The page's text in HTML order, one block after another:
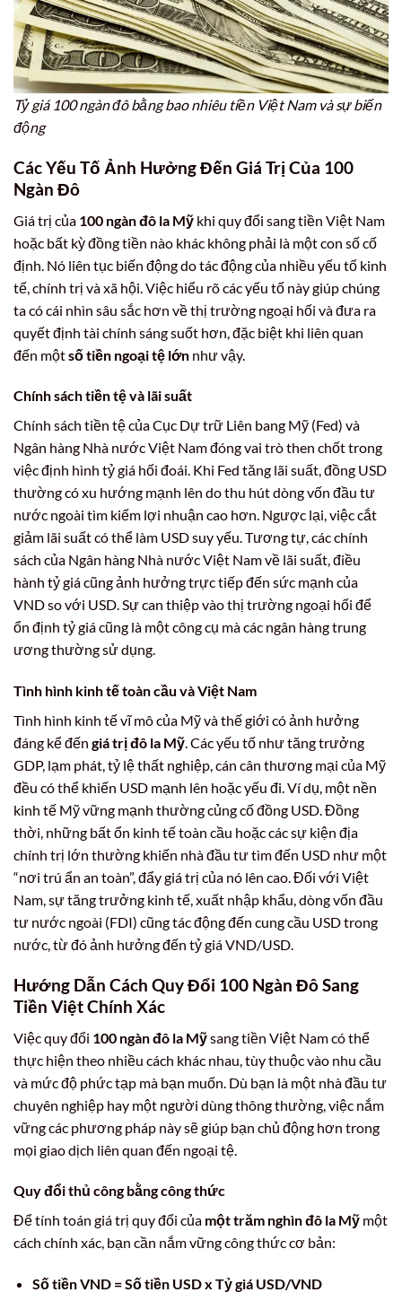
Tỷ giá 100 ngàn đô bằng bao nhiêu tiền Việt Nam và sự biến
động
Các Yếu Tố Ảnh Hưởng Đến Giá Trị Của 100
Ngàn Đô
Giá trị của 100 ngàn đô la Mỹ khi quy đổi sang tiền Việt Nam
hoặc bất kỳ đồng tiền nào khác không phải là một con số cố
định. Nó liên tục biến động do tác động của nhiều yếu tố kinh
tế, chính trị và xã hội. Việc hiểu rõ các yếu tố này giúp chúng
ta có cái nhìn sâu sắc hơn về thị trường ngoại hối và đưa ra
quyết định tài chính sáng suốt hơn, đặc biệt khi liên quan
đến mộtsố tiền ngoại tệ lớn như vậy.
Chính sách tiền tệ và lãi suất
Chính sách tiền tệ của Cục Dự trữ Liên bang Mỹ (Fed) và
Ngân hàng Nhà nước Việt Nam đóng vai trò then chốt trong
việc định hình tỷ giá hối đoái. Khi Fed tăng lãi suất, đồng USD
thường có xu hướng mạnh lên do thu hút dòng vốn đầu tư
nước ngoài tìm kiếm lợi nhuận cao hơn. Ngược lại, việc cắt
giảm lãi suất có thể làm USD suy yếu. Tương tự, các chính
sách của Ngân hàng Nhà nước Việt Nam về lãi suất, điều
hành tỷ giá cũng ảnh hưởng trực tiếp đến sức mạnh của
VND so với USD. Sự can thiệp vào thị trường ngoại hối để
ổn định tỷ giá cũng là một công cụ mà các ngân hàng trung
ương thường sử dụng.
Tình hình kinh tế toàn cầu và Việt Nam
Tình hình kinh tế vĩ mô của Mỹ và thế giới có ảnh hưởng
đáng kể đến giá trị đô la Mỹ. Các yếu tố như tăng trưởng
GDP, lạm phát, tỷ lệ thất nghiệp, cán cân thương mại của Mỹ
đều có thể khiến USD mạnh lên hoặc yếu đi. Ví dụ, một nền
kinh tế Mỹ vững mạnh thường củng cố đồng USD. Đồng
thời, những bất ổn kinh tế toàn cầu hoặc các sự kiện địa
chính trị lớn thường khiến nhà đầu tư tìm đến USD như một
“nơi trú ẩn an toàn”, đẩy giá trị của nó lên cao. Đối với Việt
Nam, sự tăng trưởng kinh tế, xuất nhập khẩu, dòng vốn đầu
tư nước ngoài (FDI) cũng tác động đến cung cầu USD trong
nước, từ đó ảnh hưởng đến tỷ giá VND/USD.
Hướng Dẫn Cách Quy Đổi 100 Ngàn Đô Sang
Tiền Việt Chính Xác
Việc quy đổi 100 ngàn đô la Mỹsang tiền Việt Nam có thể
thực hiện theo nhiều cách khác nhau, tùy thuộc vào nhu cầu
và mức độ phức tạp mà bạn muốn. Dù bạn là một nhà đầu tư
chuyên nghiệp hay một người dùng thông thường, việc nắm
vững các phương pháp này sẽ giúp bạn chủ động hơn trong
mọi giao dịch liên quan đến ngoại tệ.
Quy đổi thủ công bằng công thức
Để tính toán giá trị quy đổi của một trăm nghìn đô la Mỹ một
cách chính xác, bạn cần nắm vững công thức cơ bản:
Số tiền VND = Số tiền USD x Tỷ giá USD/VND